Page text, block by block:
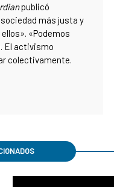
publicó
más justa y
«Podemos
El activismo
colectivamente.